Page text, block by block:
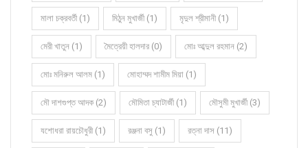
মালা চক্রবর্তী (1) মিঠুন মুখার্জী (1) মৃদুল শ্রীমানী (1)
মেরী খাতুন (1) মৈত্রেয়ী হালদার (0) মোঃ আব্দুল রহমান (2)
মোঃ মনিরুল আলম (1) মোহাম্মদ শামীম মিয়া (1)
মৌ দাশগুপ্ত আদক (2) মৌমিতা চ্যাটার্জী (1) মৌসুমী মুখার্জী (3)
যশোধরা রায়চৌধুরী (1) রঞ্জনা বসু (1) রত্না দাস (11)